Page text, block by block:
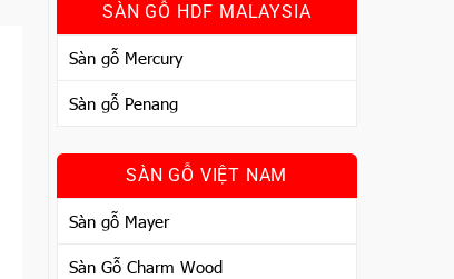
SÀN GỖ HDF MALAYSIA
Sàn gỗ Mercury
Sàn gỗ Penang
SÀN GỖ VIỆT NAM
Sàn gỗ Mayer
Sàn Gỗ Charm Wood